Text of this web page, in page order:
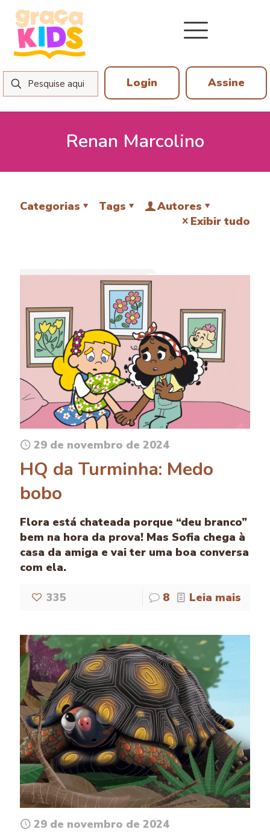
Login Assine
Renan Marcolino
Categorias Tags
Autores
Exibir tudo
29 de novembro de 2024
HQ da Turminha: Medo
bobo
Flora está chateada porque “deu branco”
bem na hora da prova! Mas Sofia chega à
casa da amiga e vai ter uma boa conversa
com ela.
335 8 Leia mais
29 de novembro de 2024